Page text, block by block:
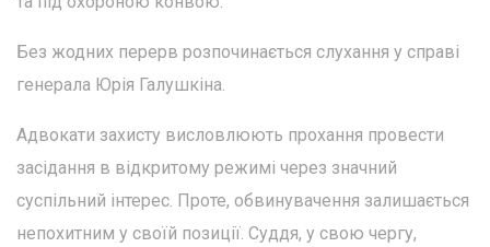
Без жодних перерв розпочинається слухання у справі
генерала Юрія Галушкіна.
Адвокати захисту висловлюють прохання провести
засідання в відкритому режимі через значний
суспільний інтерес. Проте, обвинувачення залишається
непохитним у своїй позиції. Суддя, у свою чергу,